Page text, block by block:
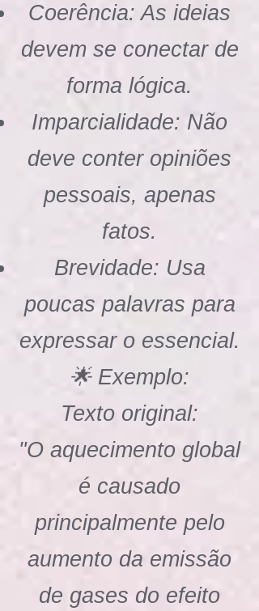
Coerência: As ideias
devem se conectar de
forma lógica.
Imparcialidade: Não
deve conter opiniões
pessoais, apenas
fatos.
Brevidade: Usa
poucas palavras para
expressar o essencial.
🌟 Exemplo:
Texto original:
"O aquecimento global
é causado
principalmente pelo
aumento da emissão
de gases do efeito